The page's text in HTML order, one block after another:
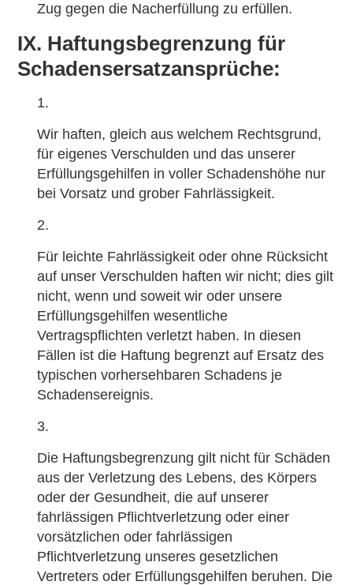
Zug gegen die Nacherfüllung zu erfüllen.
IX. Haftungsbegrenzung für
Schadensersatzansprüche:
Wir haften, gleich aus welchem Rechtsgrund,
für eigenes Verschulden und das unserer
Erfüllungsgehilfen in voller Schadenshöhe nur
bei Vorsatz und grober Fahrlässigkeit.
Für leichte Fahrlässigkeit oder ohne Rücksicht
auf unser Verschulden haften wir nicht; dies gilt
nicht, wenn und soweit wir oder unsere
Erfüllungsgehilfen wesentliche
Vertragspflichten verletzt haben. In diesen
Fällen ist die Haftung begrenzt auf Ersatz des
typischen vorhersehbaren Schadens je
Schadensereignis.
Die Haftungsbegrenzung gilt nicht für Schäden
aus der Verletzung des Lebens, des Körpers
oder der Gesundheit, die auf unserer
fahrlässigen Pflichtverletzung oder einer
vorsätzlichen oder fahrlässigen
Pflichtverletzung unseres gesetzlichen
Vertreters oder Erfüllungsgehilfen beruhen. Die